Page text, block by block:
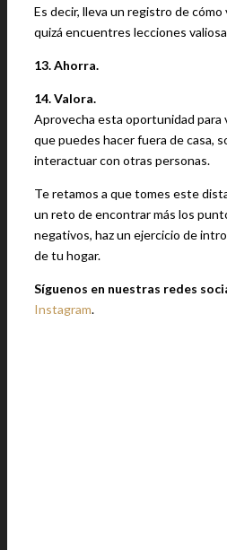
Es decir, lleva un registro de
quizá encuentres lecciones
13. Ahorra.
14. Valora.
Aprovecha esta oportunidad para
que puedes hacer fuera de casa, sobre todo, el poder
interactuar con otras personas.
Te retamos a que tomes este
un reto de encontrar más los
negativos, haz un ejercicio de
de tu hogar.
Síguenos en nuestras redes
Instagram.